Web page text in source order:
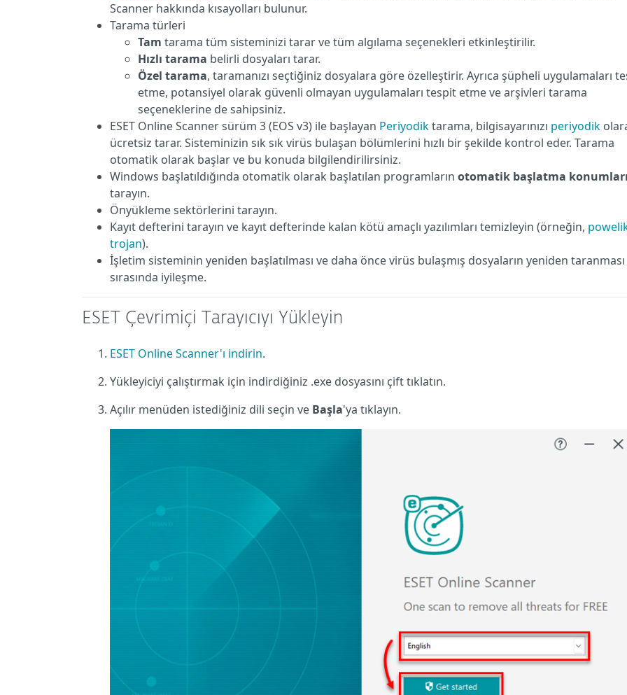
Scanner hakkında kısayolları bulunur.
Tarama türleri
Tam tarama tüm sisteminizi tarar ve tüm algılama seçenekleri etkinleştirilir.
Hızlı tarama belirli dosyaları tarar.
Özel tarama, taramanızı seçtiğiniz dosyalara göre özelleştirir. Ayrıca şüpheli uygulamaları
etme, potansiyel olarak güvenli olmayan uygulamaları tespit etme ve arşivleri tarama
seçeneklerine de sahipsiniz.
ESET Online Scanner sürüm 3 (EOS v3) ile başlayan Periyodiktarama, bilgisayarınızı periyodik
ücretsiz tarar. Sisteminizin sık sık virüs bulaşan bölümlerini hızlı bir şekilde kontrol eder. Tarama
otomatik olarak başlar ve bu konuda bilgilendirilirsiniz.
Windows başlatıldığında otomatik olarak başlatılan programların otomatik başlatma
tarayın.
Önyükleme sektörlerini tarayın.
Kayıt defterini tarayın ve kayıt defterinde kalan kötü amaçlı yazılımları temizleyin (örneğin,
trojan).
İşletim sisteminin yeniden başlatılması ve daha önce virüs bulaşmış dosyaların yeniden taranması
sırasında iyileşme.
ESET Çevrimiçi Tarayıcıyı Yükleyin
ESET Online Scanner'ı indirin.
Yükleyiciyi çalıştırmak için indirdiğiniz .exe dosyasını çift tıklatın.
Açılır menüden istediğiniz dili seçin ve Başla'ya tıklayın.